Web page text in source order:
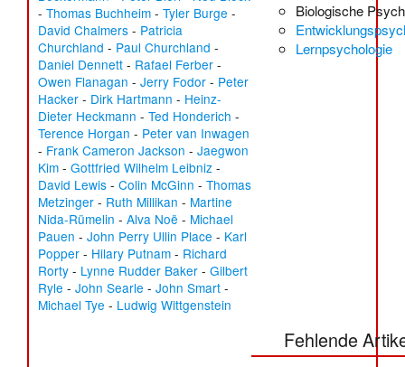
-Thomas Buchheim -Tyler Burge -
David Chalmers - Patricia
Churchland - Paul Churchland -
Daniel Dennett - Rafael Ferber -
Owen Flanagan -Jerry Fodor - Peter
Hacker - Dirk Hartmann - Heinz-
Dieter Heckmann -Ted Honderich -
Terence Horgan - Peter van Inwagen
- Frank Cameron Jackson -Jaegwon
Kim -Gottfried Wilhelm Leibniz -
David Lewis -Colin McGinn -Thomas
Metzinger - Ruth Millikan - Martine
Nida-Rümelin -Alva Noë - Michael
Pauen -John Perry Ullin Place - Karl
Popper - Hilary Putnam - Richard
Rorty - Lynne Rudder Baker -Gilbert
Ryle -John Searle -John Smart -
Michael Tye - Ludwig Wittgenstein
Biologische
Lernpsychologie
Fehlende